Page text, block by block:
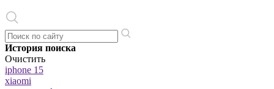
История поиска
Очистить
iphone 15
xiaomi